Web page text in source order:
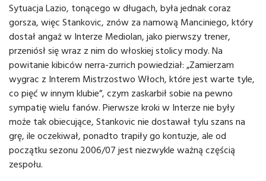
Sytuacja Lazio, tonącego w długach, była jednak coraz
gorsza, więc Stankovic, znów za namową Manciniego, który
dostał angaż w Interze Mediolan, jako pierwszy trener,
przeniósł się wraz z nim do włoskiej stolicy mody. Na
powitanie kibiców nerra-zurrich powiedział: „Zamierzam
wygrac z Interem Mistrzostwo Włoch, które jest warte tyle,
co pięć w innym klubie”, czym zaskarbił sobie na pewno
sympatię wielu fanów. Pierwsze kroki w Interze nie były
może tak obiecujące, Stankovic nie dostawał tylu szans na
grę, ile oczekiwał, ponadto trapiły go kontuzje, ale od
początku sezonu 2006/07 jest niezwykle ważną częścią
zespołu.